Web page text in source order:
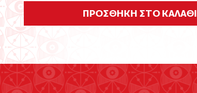
ΠΡΟΣΘΗΚΗ ΣΤΟ ΚΑΛΑΘΙ